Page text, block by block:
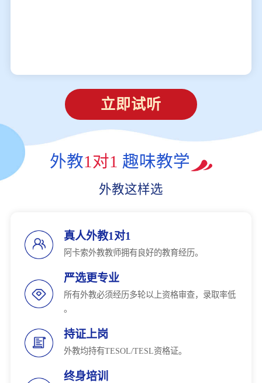
立即试听
外教1对1 趣味教学
外教这样选
真人外教1对1
阿卡索外教教师拥有良好的教育经历。
严选更专业
所有外教必须经历多轮以上资格审查，录取率低
。
持证上岗
外教均持有TESOL/TESL资格证。
终身培训